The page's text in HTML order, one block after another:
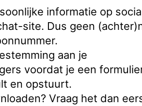
informatie op
site. Dus geen
aan je
voordat je een
en opstuurt.
Vraag het dan